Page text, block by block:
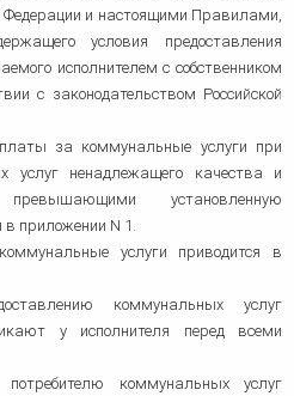
и настоящими Правилами,
условия предоставления
исполнителем с собственником
с законодательством Российской
за коммунальные услуги при
услуг ненадлежащего качества и
установленную
в приложении N 1.
услуги приводится в
коммунальных услуг
у исполнителя перед всеми
коммунальных услуг